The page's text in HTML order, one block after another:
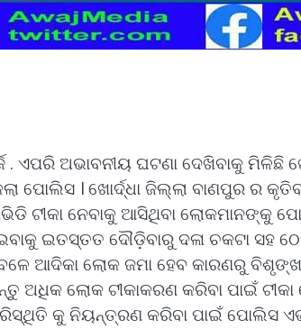
. ଏପରି ଅଭାବନୀୟ ଘଟଣା ଦେଖିବାକୁ ମିଳିଛି
ପୋଲିସ । ଖୋର୍ଦ୍ଧା ଜିଲ୍ଲା ବାଣପୁର ର
ଟୀକା ନେବାକୁ ଆସିଥିବା ଲୋକମାନଙ୍କୁ
ଇତସ୍ତତ ଦୌଡ଼ିବାରୁ ଦଳା ଚକଟା ସହ
ଆଦିକା ଲୋକ ଜମା ହେବ କାରଣରୁ
ଅଧିକ ଲୋକ ଟୀକାକରଣ କରିବା ପାଇଁ
କୁ ନିୟନ୍ତ୍ରଣ କରିବା ପାଇଁ ପୋଲିସ